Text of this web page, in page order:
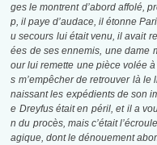
ges le montrent d’abord affolé,
p, il paye d’audace, il étonne
u secours lui était venu, il avait
ées de ses ennemis, une dame
our lui remette une pièce volée
s m’empêcher de retrouver là
naissant les expédients de son
e Dreyfus était en péril, et il a
n du procès, mais c’était
agique, dont le dénouement